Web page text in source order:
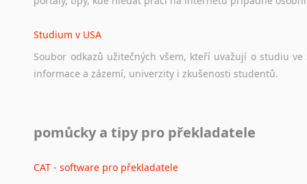
Studium v USA
Soubor odkazů užitečných všem, kteří uvažují o studiu ve
informace a zázemí, univerzity i zkušenosti studentů.
Odkazy poskytující cenné informace nekomerčního
pomůcky a tipy pro překladatele
CAT - software pro překladatele